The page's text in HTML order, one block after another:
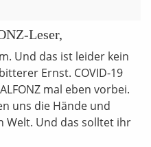
Leser,
Und das ist leider kein
Ernst. COVID-19
mal eben vorbei.
uns die Hände und
Welt. Und das solltet ihr